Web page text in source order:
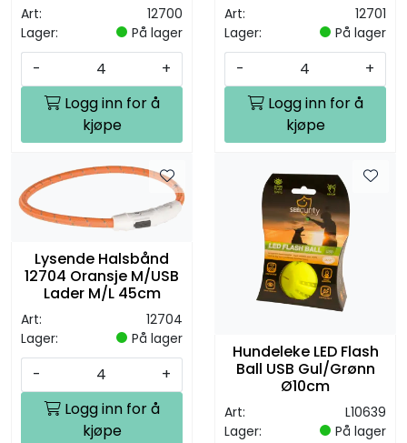
Art:
12700
Lager:
På lager
-
+
Logg inn for å
kjøpe
Art:
12701
Lager:
På lager
-
+
Logg inn for å
kjøpe
Lysende Halsbånd
12704 Oransje M/USB
Lader M/L 45cm
Art:
12704
Lager:
På lager
-
+
Logg inn for å
kjøpe
Hundeleke LED Flash
Ball USB Gul/Grønn
Ø10cm
Art:
L10639
Lager:
På lager